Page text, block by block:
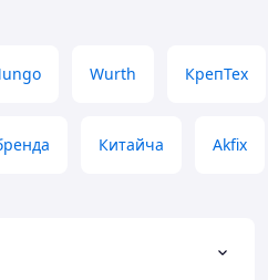
Wurth КрепТех
Китайча Akfix